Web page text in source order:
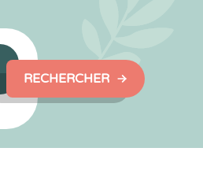
RECHERCHER